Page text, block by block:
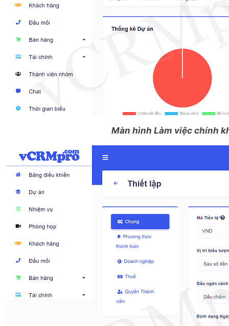
Màn hình Làm việc chính